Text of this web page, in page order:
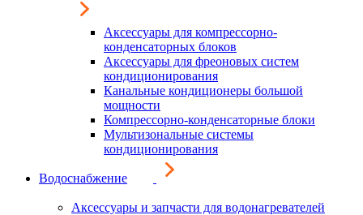
Аксессуары для компрессорно-
конденсаторных блоков
Аксессуары для фреоновых систем
кондиционирования
Канальные кондиционеры большой
мощности
Компрессорно-конденсаторные блоки
Мультизональные системы
кондиционирования
Водоснабжение
Аксессуары и запчасти для водонагревателей